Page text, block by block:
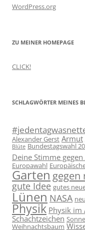
WordPress.org
ZU MEINER HOMEPAGE
CLICK!
SCHLAGWÖRTER MEINES
Alexander Gerst Armut
Blüte Bundestagswahl
Deine Stimme
Europawahl
Garten gegen
gute Idee gutes
Lünen NASA
Physik Physik im
Schachtzeichen
Weihnachtsbaum